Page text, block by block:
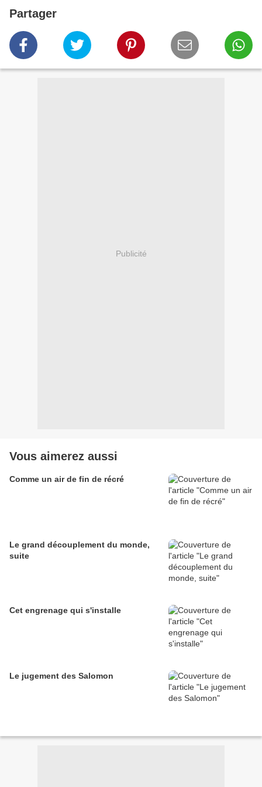
Partager
Publicité
Vous aimerez aussi
Comme un air de fin de récré
Le grand découplement du monde,
suite
Cet engrenage qui s'installe
Le jugement des Salomon